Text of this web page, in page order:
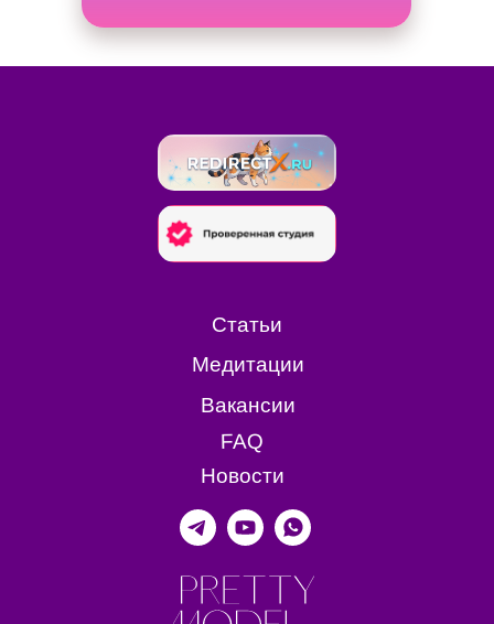
Вакансии
Медитации
Статьи
FAQ
Новости